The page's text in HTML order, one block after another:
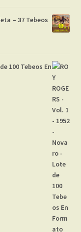
– 37 Tebeos
100 Tebeos En